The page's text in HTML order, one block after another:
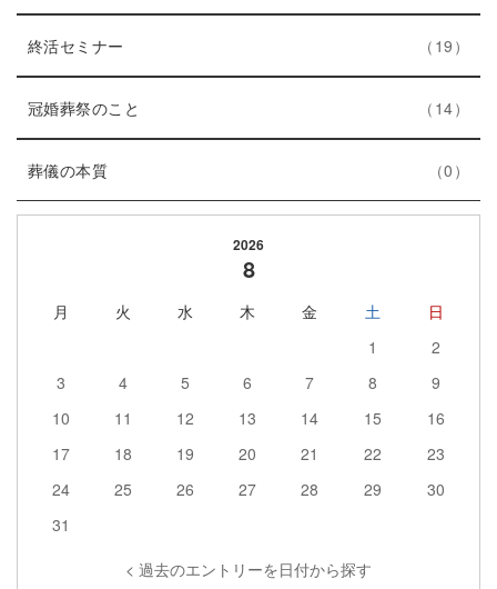
数
リ
数
ン
リ
数
終活セミナー
ン
ト
リ
数
19
冠婚葬祭のこと
ン
リ
14
葬儀の本質エ
ン
数
0
件
2026
8
月 火 水 木 金 土
日
1
2
3
4 5 6 7 8
9
10
11 12 13 14 15
16
17
18 19 20 21 22
23
24
25 26 27 28 29
30
31
< 過去のエントリーを日付から探す